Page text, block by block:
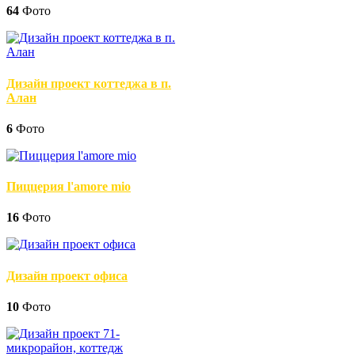
64 Фото
Дизайн проект коттеджа в п.
Алан
6 Фото
Пиццерия l'amore mio
16 Фото
Дизайн проект офиса
10 Фото